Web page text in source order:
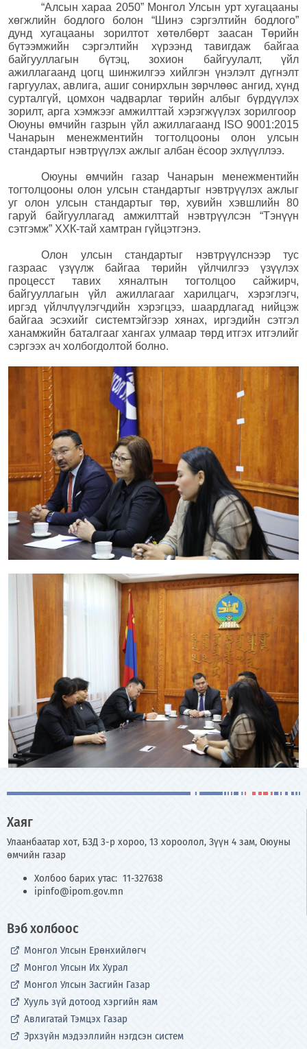
“Алсын хараа 2050” Монгол Улсын урт хугацааны
хөгжлийн бодлого болон “Шинэ сэргэлтийн бодлого”
дунд хугацааны зорилтот хөтөлбөрт заасан Төрийн
бүтээмжийн сэргэлтийн хүрээнд тавигдаж байгаа
байгууллагын бүтэц, зохион байгуулалт, үйл
ажиллагаанд цогц шинжилгээ хийлгэн үнэлэлт дүгнэлт
гаргуулах, авлига, ашиг сонирхлын зөрчлөөс ангид, хүнд
сурталгүй, цомхон чадварлаг төрийн албыг бүрдүүлэх
зорилт, арга хэмжээг амжилттай хэрэгжүүлэх зорилгоор
Оюуны өмчийн газрын үйл ажиллагаанд ISO 9001:2015
Чанарын менежментийн тогтолцооны олон улсын
стандартыг нэвтрүүлэх ажлыг албан ёсоор эхлүүллээ.
Оюуны өмчийн газар Чанарын менежментийн
тогтолцооны олон улсын стандартыг нэвтрүүлэх ажлыг
уг олон улсын стандартыг төр, хувийн хэвшлийн 80
гаруй байгууллагад амжилттай нэвтрүүлсэн “Тэнүүн
сэтгэмж” ХХК-тай хамтран гүйцэтгэнэ.
Олон улсын стандартыг нэвтрүүлснээр тус
газраас үзүүлж байгаа төрийн үйлчилгээ үзүүлэх
процесст тавих хяналтын тогтолцоо сайжирч,
байгууллагын үйл ажиллагааг харилцагч, хэрэглэгч,
иргэд үйлчлүүлэгчдийн хэрэгцээ, шаардлагад нийцэж
байгаа эсэхийг системтэйгээр хянах, иргэдийн сэтгэл
ханамжийн баталгааг хангах улмаар төрд итгэх итгэлийг
сэргээх ач холбогдолтой болно.
Хаяг
Улаанбаатар хот, БЗД 3-р хороо, 13 хороолол, Зүүн 4 зам, Оюуны
өмчийн газар
Холбоо барих утас: 11-327638
ipinfo@ipom.gov.mn
Вэб холбоос
Монгол Улсын Ерөнхийлөгч
Монгол Улсын Их Хурал
Монгол Улсын Засгийн Газар
Хууль зүй дотоод хэргийн яам
Авлигатай Тэмцэх Газар
Эрхзүйн мэдээллийн нэгдсэн систем